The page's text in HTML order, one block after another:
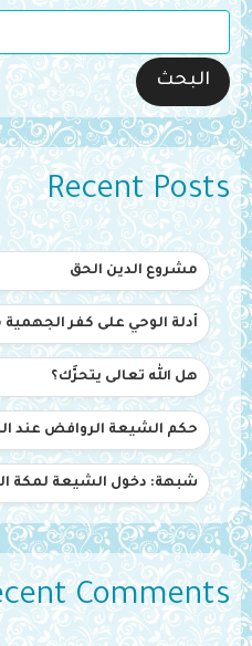
البحث
Recent Posts
مشروع الدين الحق
أدلة الوحي على كفر
هل الله تعالى يتحرَّك؟
حكم الشيعة الروافض عند
شبهة: دخول الشيعة لمكة
Comments